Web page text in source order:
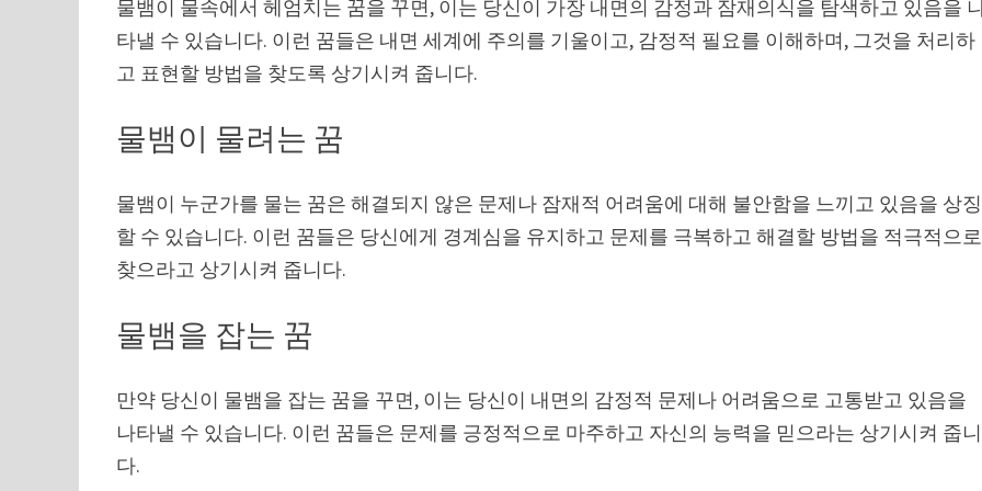
물뱀이 물속에서 헤엄치는 꿈을 꾸면, 이는 당신이 가장 내면의 감정과 잠재의식을 탐색하고 있음을
타낼 수 있습니다. 이런 꿈들은 내면 세계에 주의를 기울이고, 감정적 필요를 이해하며, 그것을 처리하
고 표현할 방법을 찾도록 상기시켜 줍니다.
물뱀이 물려는 꿈
물뱀이 누군가를 물는 꿈은 해결되지 않은 문제나 잠재적 어려움에 대해 불안함을 느끼고 있음을 상징
할 수 있습니다. 이런 꿈들은 당신에게 경계심을 유지하고 문제를 극복하고 해결할 방법을 적극적으로
찾으라고 상기시켜 줍니다.
물뱀을 잡는 꿈
만약 당신이 물뱀을 잡는 꿈을 꾸면, 이는 당신이 내면의 감정적 문제나 어려움으로 고통받고 있음을
나타낼 수 있습니다. 이런 꿈들은 문제를 긍정적으로 마주하고 자신의 능력을 믿으라는 상기시켜 줍니
다.